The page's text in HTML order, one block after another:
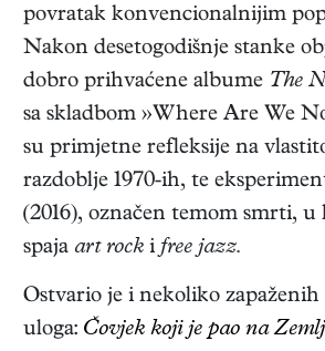
povratak konvencionalnijim
Nakon desetogodišnje stanke
dobro prihvaćene albume The
sa skladbom »Where Are We
su primjetne refleksije na
razdoblje 1970-ih, te
(2016), označen temom smrti,
spaja art rock ifree jazz.
Ostvario je i nekoliko
uloga: Čovjek koji je pao na